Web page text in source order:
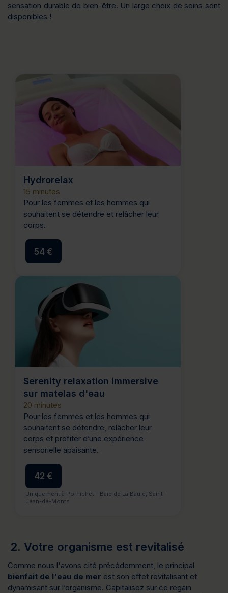
sensation durable de bien-être. Un large choix de soins sont
disponibles !
Hydrorelax
15 minutes
Pour les femmes et les hommes qui
souhaitent se détendre et relâcher leur
corps.
54 €
Serenity relaxation immersive
sur matelas d'eau
20 minutes
Pour les femmes et les hommes qui
souhaitent se détendre, relâcher leur
corps et profiter d’une expérience
sensorielle apaisante.
42 €
Uniquement à Pornichet - Baie de La Baule, Saint-
Jean-de-Monts
2. Votre organisme est revitalisé
Comme nous l'avons cité précédemment, le principal
bienfait de l'eau de mer est son effet revitalisant et
dynamisant sur l’organisme. Capitalisez sur ce regain